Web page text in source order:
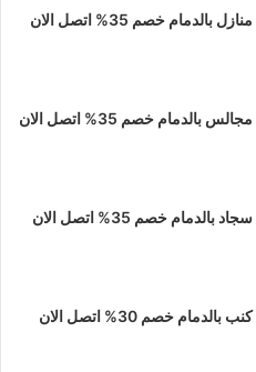
خصم 35% اتصل الان
خصم 35% اتصل الان
خصم 35% اتصل الان
خصم 30% اتصل الان